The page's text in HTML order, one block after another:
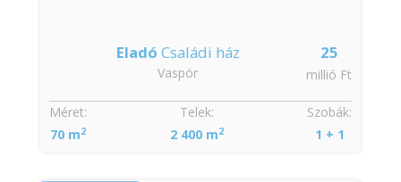
25
millió Ft
Eladó Családi ház
Vaspör
Szobák:
1 + 1
Méret:
70 m2
Telek:
2 400 m2